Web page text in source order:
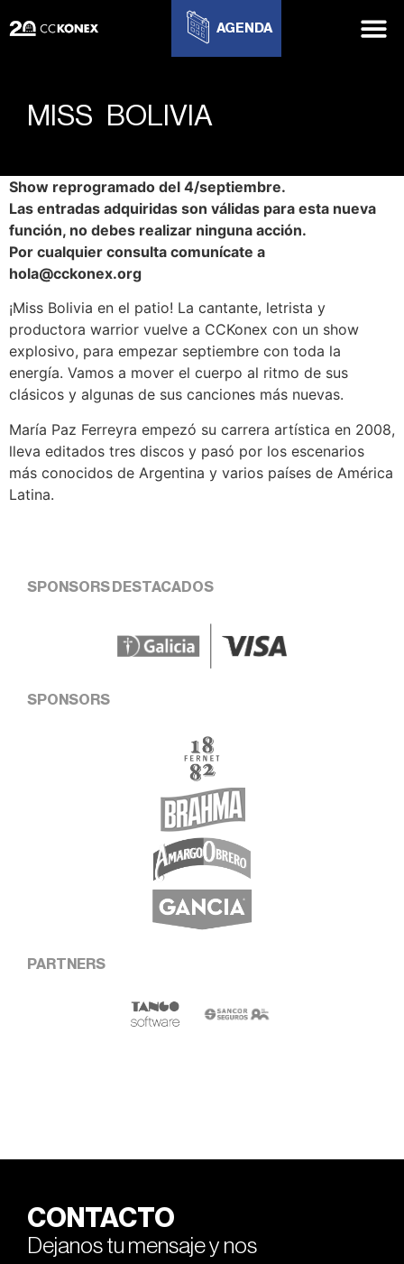
AGENDA
MISS BOLIVIA
Show reprogramado del 4/septiembre.
Las entradas adquiridas son válidas para esta nueva
función, no debes realizar ninguna acción.
Por cualquier consulta comunícate a
hola@cckonex.org
¡Miss Bolivia en el patio! La cantante, letrista y
productora warrior vuelve a CCKonex con un show
explosivo, para empezar septiembre con toda la
energía. Vamos a mover el cuerpo al ritmo de sus
clásicos y algunas de sus canciones más nuevas.
María Paz Ferreyra empezó su carrera artística en 2008,
lleva editados tres discos y pasó por los escenarios
más conocidos de Argentina y varios países de América
Latina.
SPONSORS DESTACADOS
SPONSORS
PARTNERS
CONTACTO
Dejanos tu mensaje y nos